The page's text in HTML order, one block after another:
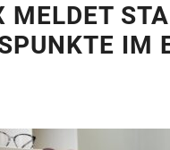
MELDET
IM